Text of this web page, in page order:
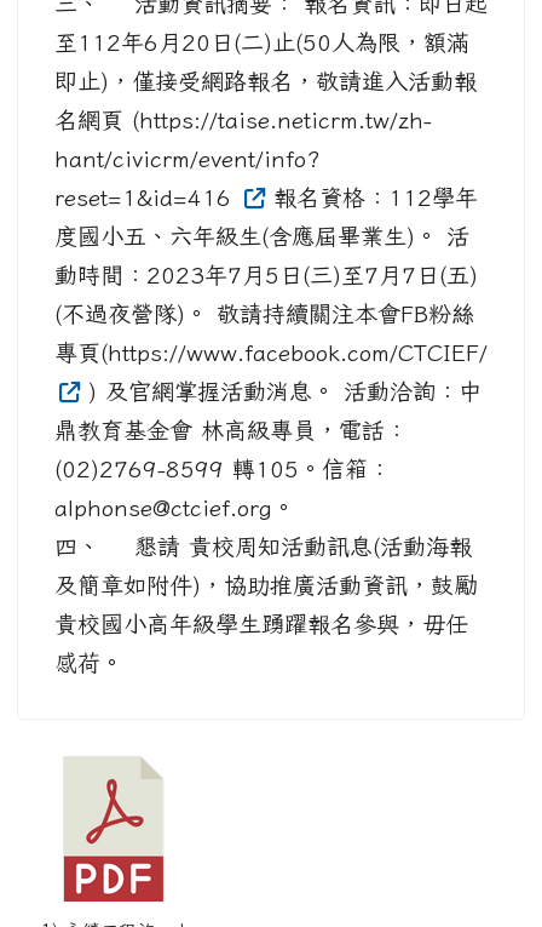
至112年6月20日(二)止(50人為限，額滿
即止)，僅接受網路報名，敬請進入活動報
名網頁 (https://taise.neticrm.tw/zh-
hant/civicrm/event/info?
reset=1&id=416
報名資格：112學年
度國小五、六年級生(含應屆畢業生)。 活
動時間：2023年7月5日(三)至7月7日(五)
(不過夜營隊)。 敬請持續關注本會FB粉絲
專頁(https://www.facebook.com/CTCIEF/
) 及官網掌握活動消息。 活動洽詢：中
鼎教育基金會 林高級專員，電話：
(02)2769-8599 轉105。信箱：
alphonse@ctcief.org。
四、 懇請 貴校周知活動訊息(活動海報
及簡章如附件)，協助推廣活動資訊，鼓勵
貴校國小高年級學生踴躍報名參與，毋任
感荷。